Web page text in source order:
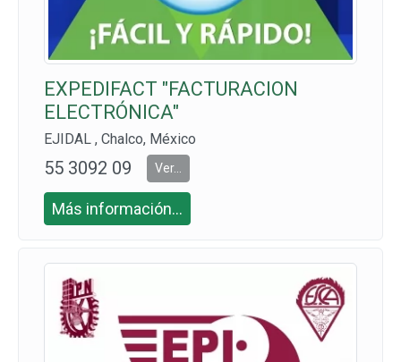
EXPEDIFACT "FACTURACION
ELECTRÓNICA"
EJIDAL , Chalco, México
55 3092 09
09
Ver...
Más información...